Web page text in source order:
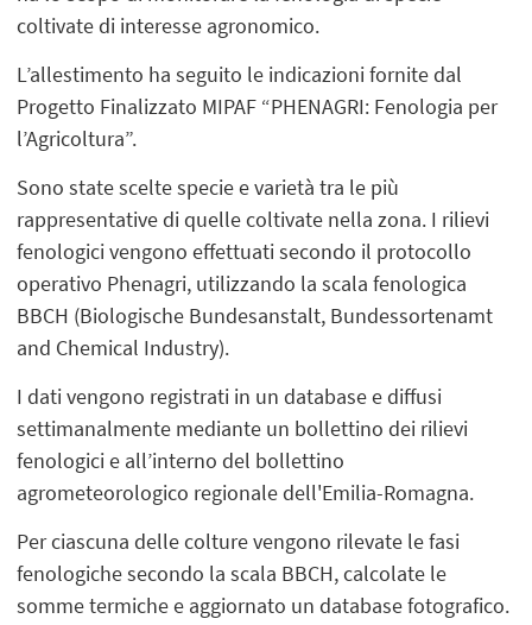
coltivate di interesse agronomico.
L’allestimento ha seguito le indicazioni fornite dal
Progetto Finalizzato MIPAF “PHENAGRI: Fenologia per
l’Agricoltura”.
Sono state scelte specie e varietà tra le più
rappresentative di quelle coltivate nella zona. I rilievi
fenologici vengono effettuati secondo il protocollo
operativo Phenagri, utilizzando la scala fenologica
BBCH (Biologische Bundesanstalt, Bundessortenamt
and Chemical Industry).
I dati vengono registrati in un database e diffusi
settimanalmente mediante un bollettino dei rilievi
fenologici e all’interno del bollettino
agrometeorologico regionale dell'Emilia-Romagna.
Per ciascuna delle colture vengono rilevate le fasi
fenologiche secondo la scala BBCH, calcolate le
somme termiche e aggiornato un database fotografico.